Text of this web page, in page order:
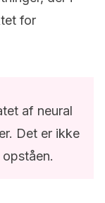
for
af neural
Det er ikke